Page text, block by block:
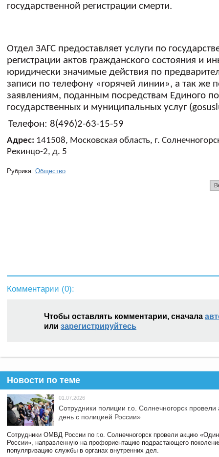
государственной регистрации смерти.
Отдел ЗАГС предоставляет услуги по
регистрации актов гражданского состояния и
юридически значимые действия по
записи по телефону «горячей линии», а так же
заявлениям, поданным посредствам Единого
государственных и муниципальных услуг (
Телефон: 8(496)2-63-15-59
Адрес: 141508, Московская область, г.
Рекинцо-2, д. 5
Рубрика: Общество
Комментарии (0):
Чтобы оставлять комментарии, сначала
или зарегистрируйтесь
Новости по теме
01.07.2026
Сотрудники полиции г.о. Солнечногорск
день с полицией России»
Сотрудники ОМВД России по г.о. Солнечногорск провели акцию
России», направленную на профориентацию подрастающего
популяризацию службы в органах внутренних дел.